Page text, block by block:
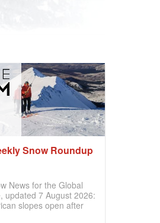
Snow Roundup
News for the Global
updated 7 August 2026:
slopes open after